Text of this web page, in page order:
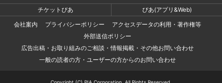
チケットぴあ
ぴあ(アプリ&Web)
会社案内
プライバシーポリシー
アクセスデータの利用・著作権等
外部送信ポリシー
広告出稿・お取り組みのご相談・情報掲載・その他お問い合わせ
一般の読者の方・ユーザーの方からのお問い合わせ